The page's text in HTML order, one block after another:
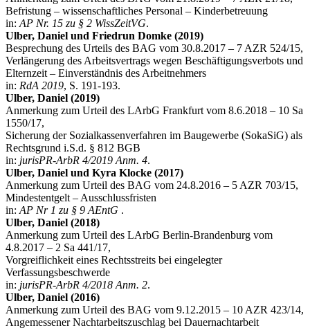
Befristung – wissenschaftliches Personal – Kinderbetreuung
in: AP Nr. 15 zu § 2 WissZeitVG.
Ulber, Daniel und Friedrun Domke (2019)
Besprechung des Urteils des BAG vom 30.8.2017 – 7 AZR 524/15,
Verlängerung des Arbeitsvertrags wegen Beschäftigungsverbots und
Elternzeit – Einverständnis des Arbeitnehmers
in: RdA 2019, S. 191-193.
Ulber, Daniel (2019)
Anmerkung zum Urteil des LArbG Frankfurt vom 8.6.2018 – 10 Sa
1550/17,
Sicherung der Sozialkassenverfahren im Baugewerbe (SokaSiG) als
Rechtsgrund i.S.d. § 812 BGB
in: jurisPR-ArbR 4/2019 Anm. 4.
Ulber, Daniel und Kyra Klocke (2017)
Anmerkung zum Urteil des BAG vom 24.8.2016 – 5 AZR 703/15,
Mindestentgelt – Ausschlussfristen
in: AP Nr 1 zu § 9 AEntG .
Ulber, Daniel (2018)
Anmerkung zum Urteil des LArbG Berlin-Brandenburg vom
4.8.2017 – 2 Sa 441/17,
Vorgreiflichkeit eines Rechtsstreits bei eingelegter
Verfassungsbeschwerde
in: jurisPR-ArbR 4/2018 Anm. 2.
Ulber, Daniel (2016)
Anmerkung zum Urteil des BAG vom 9.12.2015 – 10 AZR 423/14,
Angemessener Nachtarbeitszuschlag bei Dauernachtarbeit